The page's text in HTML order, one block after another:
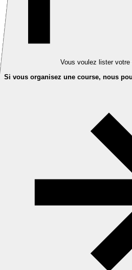
Vous voulez lister votre
Si vous organisez une course, nous